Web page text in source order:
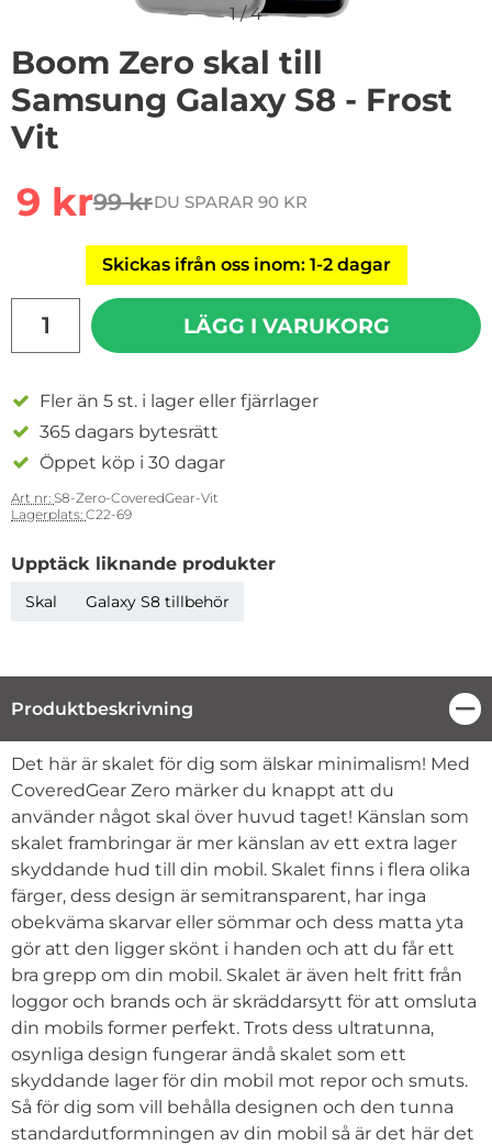
1/4
Boom Zero skal till
Samsung Galaxy S8 - Frost
Vit
rea pris
9 krtidigare pris
99 krDU SPARAR 90 KR
Skickas ifrån oss inom: 1-2 dagar
LÄGG I VARUKORG
Fler än 5 st. i lager eller fjärrlager
365 dagars bytesrätt
Öppet köp i 30 dagar
Art nr: S8-Zero-CoveredGear-Vit
Lagerplats: C22-69
Upptäck liknande produkter
Skal Galaxy S8 tillbehör
Produktbeskrivning
Produktbeskrivning
Det här är skalet för dig som älskar minimalism! Med
CoveredGear Zero märker du knappt att du
använder något skal över huvud taget! Känslan som
skalet frambringar är mer känslan av ett extra lager
skyddande hud till din mobil. Skalet finns i flera olika
färger, dess design är semitransparent, har inga
obekväma skarvar eller sömmar och dess matta yta
gör att den ligger skönt i handen och att du får ett
bra grepp om din mobil. Skalet är även helt fritt från
loggor och brands och är skräddarsytt för att omsluta
din mobils former perfekt. Trots dess ultratunna,
osynliga design fungerar ändå skalet som ett
skyddande lager för din mobil mot repor och smuts.
Så för dig som vill behålla designen och den tunna
standardutformningen av din mobil så är det här det